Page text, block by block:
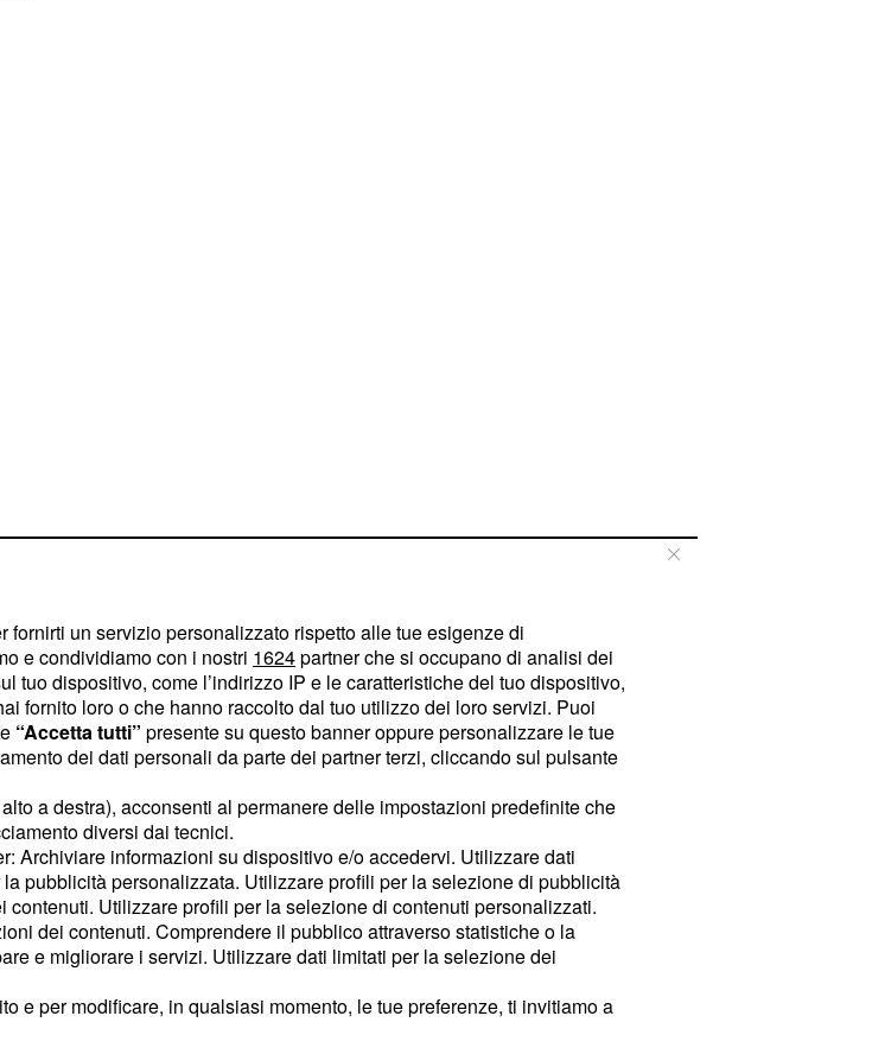
un servizio personalizzato rispetto alle tue esigenze di
e condividiamo con i nostri 1624partner che si occupano di analisi dei
tuo dispositivo, come l’indirizzo IP e le caratteristiche del tuo dispositivo,
fornito loro o che hanno raccolto dal tuo utilizzo dei loro servizi. Puoi
“Accetta tutti” presente su questo banner oppure personalizzare le tue
dei dati personali da parte dei partner terzi, cliccando sul pulsante
a destra), acconsenti al permanere delle impostazioni predefinite che
diversi dai tecnici.
Archiviare informazioni su dispositivo e/o accedervi. Utilizzare dati
pubblicità personalizzata. Utilizzare profili per la selezione di pubblicità
Utilizzare profili per la selezione di contenuti personalizzati.
dei contenuti. Comprendere il pubblico attraverso statistiche o la
e migliorare i servizi. Utilizzare dati limitati per la selezione dei
e per modificare, in qualsiasi momento, le tue preferenze, ti invitiamo a